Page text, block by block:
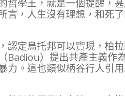
哲學王，就是一個提醒，
言，人生沒有理想，和死
認定烏托邦可以實現，柏
Badiou）提出共產主義作
力。這也類似柄谷行人引